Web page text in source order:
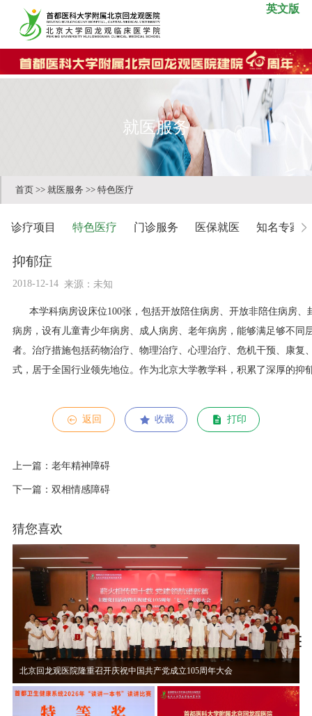
英文版
就医服务
诊疗项目 特色医疗 门诊服务 医保就医 知名专家
首页 >> 就医服务 >> 特色医疗
抑郁症
2018-12-14 来源：未知
本学科病房设床位100张，包括开放陪住病房、开放非陪住病房、
病房，设有儿童青少年病房、成人病房、老年病房，能够满足够不同
者。治疗措施包括药物治疗、物理治疗、心理治疗、危机干预、康复
式，居于全国行业领先地位。作为北京大学教学科，积累了深厚的抑
返回 收藏 打印
上一篇：老年精神障碍
下一篇：双相情感障碍
猜您喜欢
北京回龙观医院隆重召开庆祝中国共产党成立105周年大会